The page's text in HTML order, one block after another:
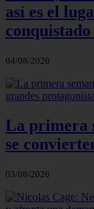
así es el
04/08/2026
La primera
se
03/08/2026